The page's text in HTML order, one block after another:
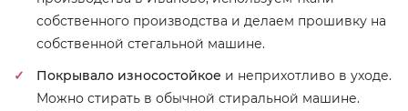
собственного производства и делаем прошивку на
собственной стегальной машине.
Покрывало износостойкое и неприхотливо в уходе.
Можно стирать в обычной стиральной машине.